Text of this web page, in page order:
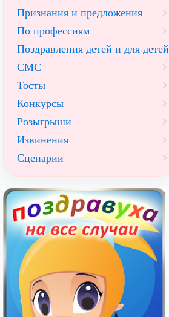
Признания и предложения
По профессиям
Поздравления детей и для детей
СМС
Тосты
Конкурсы
Розыгрыши
Извинения
Сценарии